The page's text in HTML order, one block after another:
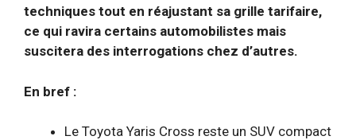
techniques tout en réajustant sa grille tarifaire,
ce qui ravira certains automobilistes mais
suscitera des interrogations chez d’autres.
En bref :
Le Toyota Yaris Cross reste un SUV compact